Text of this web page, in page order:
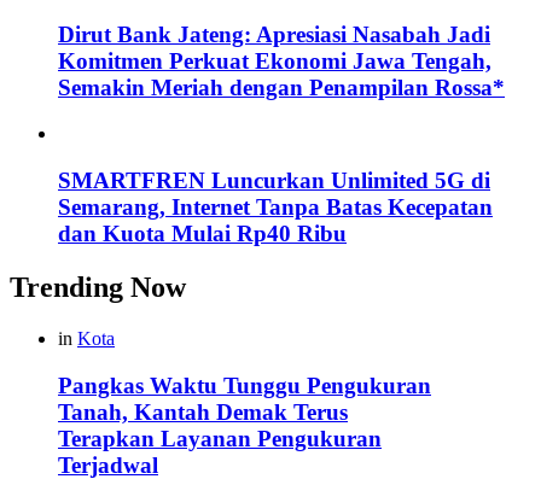
Dirut Bank Jateng: Apresiasi Nasabah Jadi
Komitmen Perkuat Ekonomi Jawa Tengah,
Semakin Meriah dengan Penampilan Rossa*
SMARTFREN Luncurkan Unlimited 5G di
Semarang, Internet Tanpa Batas Kecepatan
dan Kuota Mulai Rp40 Ribu
Trending Now
in Kota
Pangkas Waktu Tunggu Pengukuran
Tanah, Kantah Demak Terus
Terapkan Layanan Pengukuran
Terjadwal